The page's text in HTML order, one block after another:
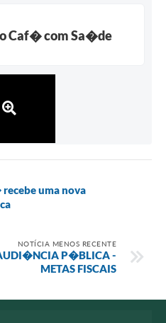
Caf� com Sa�de
uma nova
NOTÍCIA MENOS RECENTE
P�BLICA -
METAS FISCAIS